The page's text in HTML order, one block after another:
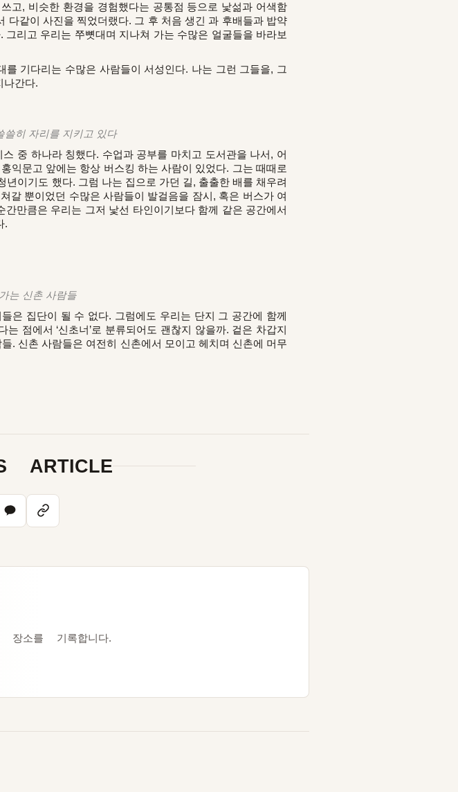
고, 비슷한 환경을 경험했다는 공통점 등으로 낯섦과 어색함
다같이 사진을 찍었더랬다. 그 후 처음 생긴 과 후배들과 밥약
그리고 우리는 쭈뼛대며 지나쳐 가는 수많은 얼굴들을 바라보
기다리는 수많은 사람들이 서성인다. 나는 그런 그들을, 그
나간다.
쓸히 자리를 지키고 있다
중 하나라 칭했다. 수업과 공부를 마치고 도서관을 나서, 어
익문고 앞에는 항상 버스킹 하는 사람이 있었다. 그는 때때로
이기도 했다. 그럼 나는 집으로 가던 길, 출출한 배를 채우려
갈 뿐이었던 수많은 사람들이 발걸음을 잠시, 혹은 버스가 여
만큼은 우리는 그저 낯선 타인이기보다 함께 같은 공간에서
.
는 신촌 사람들
은 집단이 될 수 없다. 그럼에도 우리는 단지 그 공간에 함께
점에서 ‘신초너’로 분류되어도 괜찮지 않을까. 겉은 차갑지
. 신촌 사람들은 여전히 신촌에서 모이고 헤치며 신촌에 머무
ARTICLE
소를 기록합니다.